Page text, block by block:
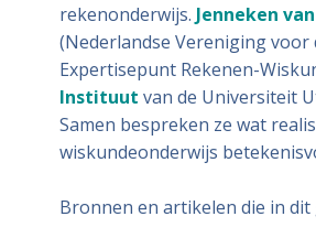
rekenonderwijs. Jenneken
(Nederlandse Vereniging voor
Expertisepunt Rekenen-
Instituut van de Universiteit
Samen bespreken ze wat
wiskundeonderwijs
Bronnen en artikelen die in